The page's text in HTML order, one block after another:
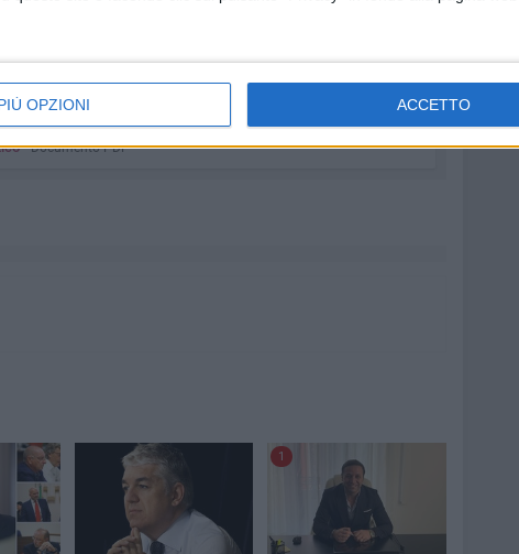
OPZIONI ACCETTO
Documento PDF
PDF
Documento PDF
1